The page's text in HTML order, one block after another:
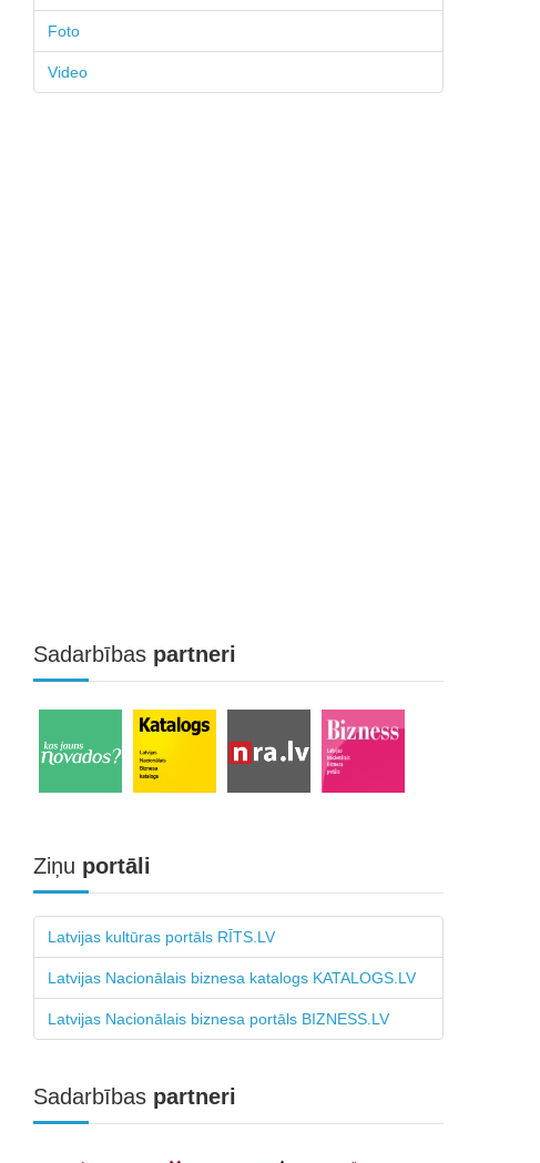
Foto
Video
Sadarbības partneri
Ziņu portāli
Latvijas kultūras portāls RĪTS.LV
Latvijas Nacionālais biznesa katalogs KATALOGS.LV
Latvijas Nacionālais biznesa portāls BIZNESS.LV
Sadarbības partneri